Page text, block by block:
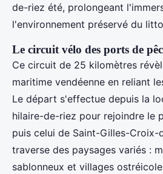
de-riez été, prolongeant
l'environnement préservé du
Le circuit vélo des ports de
Ce circuit de 25 kilomètres
maritime vendéenne en reliant
Le départ s'effectue depuis la
hilaire-de-riez pour rejoindre le
puis celui de Saint-Gilles-Croix-
traverse des paysages variés :
sablonneux et villages